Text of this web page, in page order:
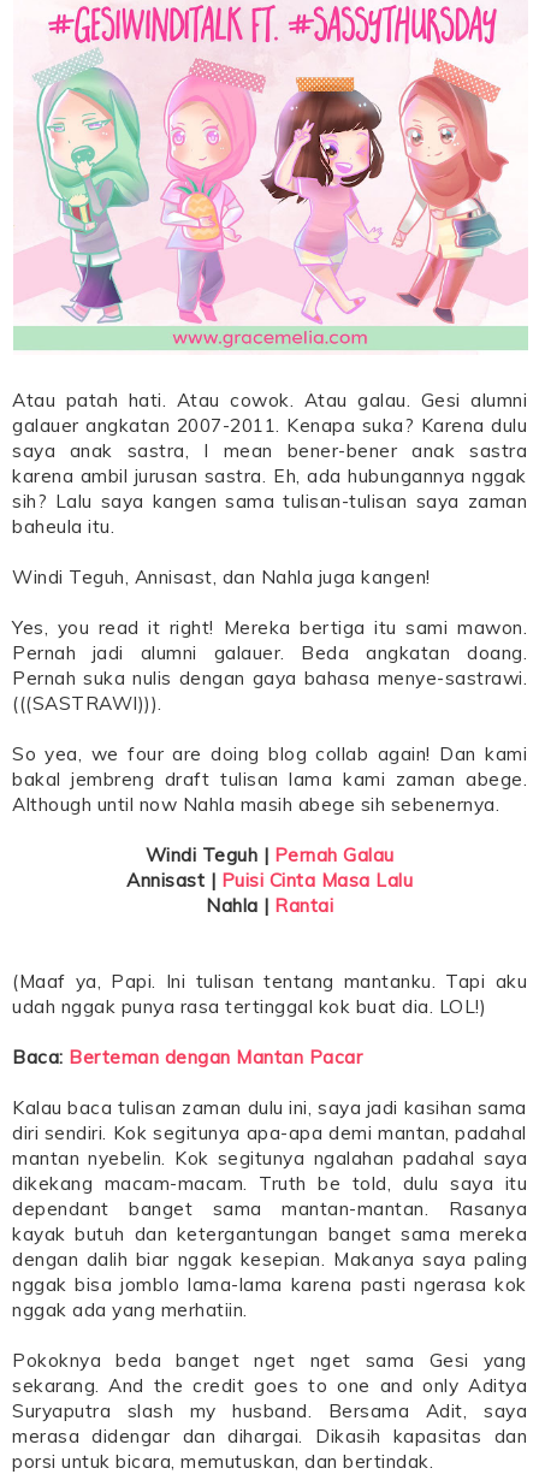
Atau patah hati. Atau cowok. Atau galau. Gesi alumni
galauer angkatan 2007-2011. Kenapa suka? Karena dulu
saya anak sastra, I mean bener-bener anak sastra
karena ambil jurusan sastra. Eh, ada hubungannya nggak
sih? Lalu saya kangen sama tulisan-tulisan saya zaman
baheula itu.
Windi Teguh, Annisast, dan Nahla juga kangen!
Yes, you read it right! Mereka bertiga itu sami mawon.
Pernah jadi alumni galauer. Beda angkatan doang.
Pernah suka nulis dengan gaya bahasa menye-sastrawi.
(((SASTRAWI))).
So yea, we four are doing blog collab again! Dan kami
bakal jembreng draft tulisan lama kami zaman abege.
Although until now Nahla masih abege sih sebenernya.
Windi Teguh | Pernah Galau
Annisast | Puisi Cinta Masa Lalu
Nahla | Rantai
(Maaf ya, Papi. Ini tulisan tentang mantanku. Tapi aku
udah nggak punya rasa tertinggal kok buat dia. LOL!)
Baca: Berteman dengan Mantan Pacar
Kalau baca tulisan zaman dulu ini, saya jadi kasihan sama
diri sendiri. Kok segitunya apa-apa demi mantan, padahal
mantan nyebelin. Kok segitunya ngalahan padahal saya
dikekang macam-macam. Truth be told, dulu saya itu
dependant banget sama mantan-mantan. Rasanya
kayak butuh dan ketergantungan banget sama mereka
dengan dalih biar nggak kesepian. Makanya saya paling
nggak bisa jomblo lama-lama karena pasti ngerasa kok
nggak ada yang merhatiin.
Pokoknya beda banget nget nget sama Gesi yang
sekarang. And the credit goes to one and only Aditya
Suryaputra slash my husband. Bersama Adit, saya
merasa didengar dan dihargai. Dikasih kapasitas dan
porsi untuk bicara, memutuskan, dan bertindak.